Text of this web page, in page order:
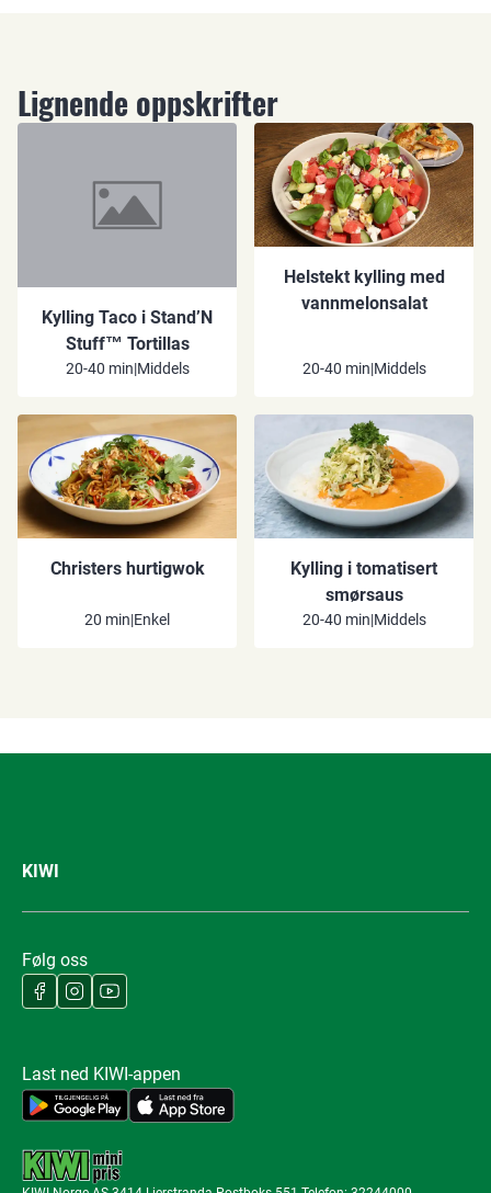
Lignende oppskrifter
Kylling Taco i Stand’N
Stuff™ Tortillas
20-40 min|Middels
Helstekt kylling med
vannmelonsalat
20-40 min|Middels
Christers hurtigwok
20 min|Enkel
Kylling i tomatisert
smørsaus
20-40 min|Middels
KIWI
Følg oss
Last ned KIWI-appen